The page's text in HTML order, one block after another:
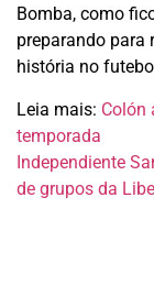
Bomba, como
preparando para
história no
Leia mais: Colón
temporada
Independiente
de grupos da